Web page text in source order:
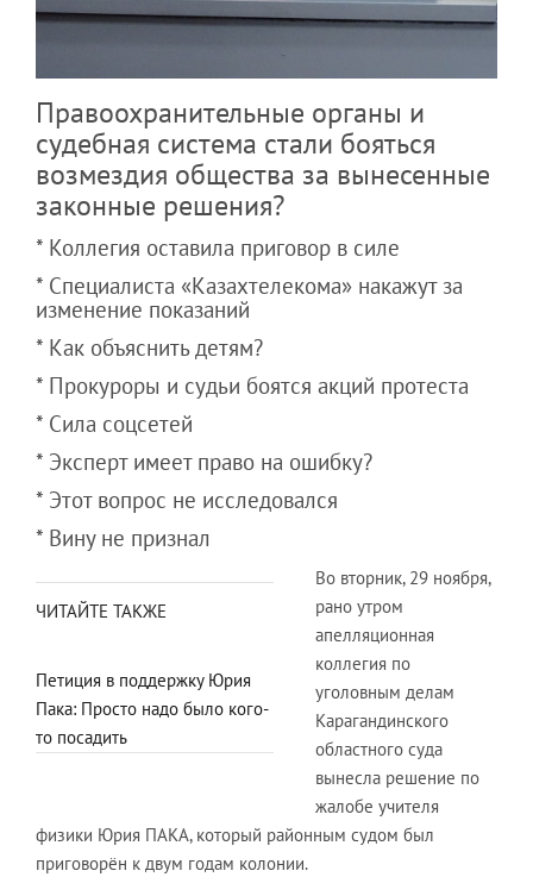
Правоохранительные органы и
судебная система стали бояться
возмездия общества за вынесенные
законные решения?
* Коллегия оставила приговор в силе
* Специалиста «Казахтелекома» накажут за
изменение показаний
* Как объяснить детям?
* Прокуроры и судьи боятся акций протеста
* Сила соцсетей
* Эксперт имеет право на ошибку?
* Этот вопрос не исследовался
* Вину не признал
ЧИТАЙТЕ ТАКЖЕ
Петиция в поддержку Юрия
Пака: Просто надо было кого-
то посадить
Во вторник, 29 ноября,
рано утром
апелляционная
коллегия по
уголовным делам
Карагандинского
областного суда
вынесла решение по
жалобе учителя
физики Юрия ПАКА, который районным судом был
приговорён к двум годам колонии.